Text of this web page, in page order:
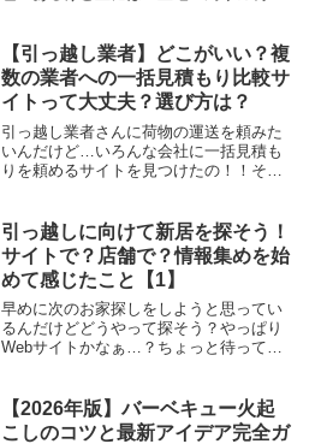
考えてみて？今出た中にこの先退去する
ときのことが1つもないの...
【引っ越し業者】どこがいい？複
数の業者への一括見積もり比較サ
イトって大丈夫？選び方は？
引っ越し業者さんに荷物の運送を頼みた
いんだけど…いろんな会社に一括見積も
りを頼めるサイトを見つけたの！！そ
注意が必要だと思うの。さて、引っ越し
をお考えの皆様。引っ越し業...
引っ越しに向けて新居を探そう！
サイトで？店舗で？情報集めを始
めて感じたこと【1】
早めに次のお家探しをしようと思ってい
るんだけどどうやって探そう？やっぱり
Webサイトかなぁ…？ちょっと待って！
行ってみないと分からないことがたくさ
んあったの！内見を申し...
【2026年版】バーベキュー火起
こしのコツと最新アイデア完全ガ